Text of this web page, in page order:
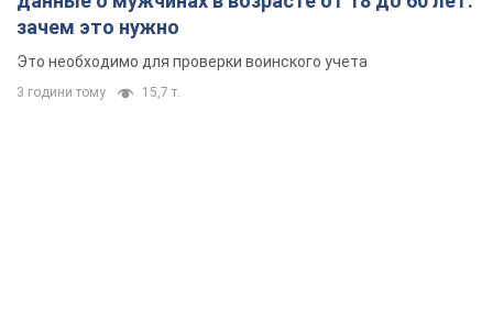
зачем это нужно
Это необходимо для проверки воинского учета
3 години тому 15,7 т.